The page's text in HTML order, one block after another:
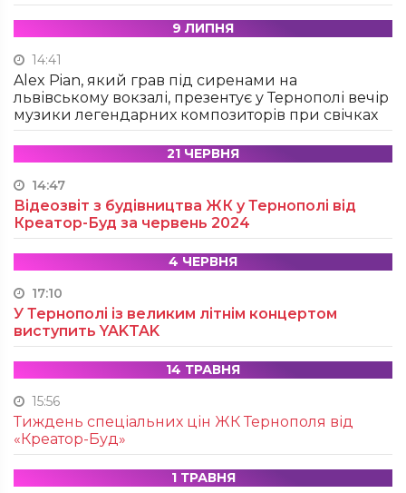
9 ЛИПНЯ
14:41
Alex Pian, який грав під сиренами на
львівському вокзалі, презентує у Тернополі вечір
музики легендарних композиторів при свічках
21 ЧЕРВНЯ
14:47
Відеозвіт з будівництва ЖК у Тернополі від
Креатор-Буд за червень 2024
4 ЧЕРВНЯ
17:10
У Тернополі із великим літнім концертом
виступить YAKTAK
14 ТРАВНЯ
15:56
Тиждень спеціальних цін ЖК Тернополя від
«Креатор-Буд»
1 ТРАВНЯ